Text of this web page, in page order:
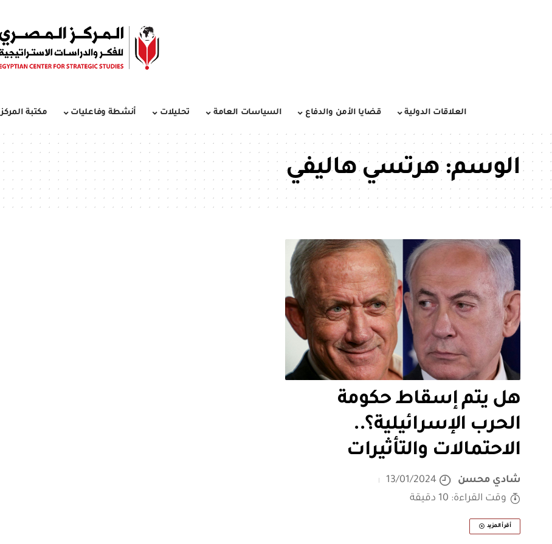
العلاقات الدولية قضايا الأمن والدفاع السياسات العامة تحليلات أنشطة وفاعليات مكتبة المركز
الوسم:هرتسي هاليفي
هل يتم إسقاط حكومة
الحرب الإسرائيلية؟..
الاحتمالات والتأثيرات
شادي محسن
13/01/2024
وقت القراءة: 10 دقيقة
أقرأ المزيد